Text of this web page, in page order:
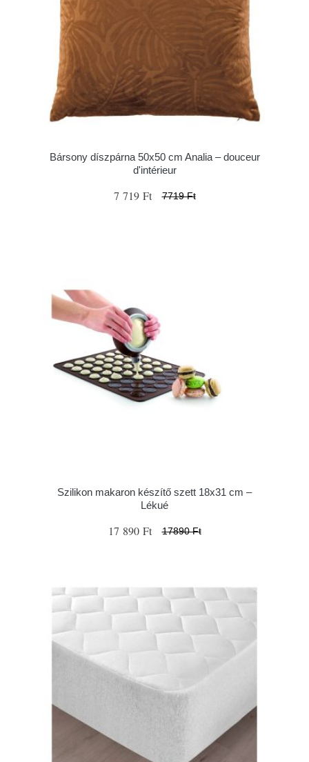
Bársony díszpárna 50x50 cm Analia – douceur
d'intérieur
7 719 Ft 7719 Ft
Szilikon makaron készítő szett 18x31 cm –
Lékué
17 890 Ft 17890 Ft